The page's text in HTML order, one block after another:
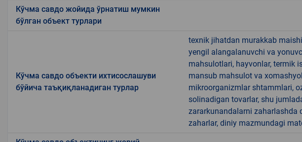
Кўчма савдо жойида ўрнатиш мумкин
бўлган объект турлари
Кўчма савдо объекти ихтисослашуви
бўйича таъқиқланадиган турлар
texnik jihatdan murakkab
yengil alangalanuvchi va
mahsulotlari, hayvonlar, termik
mansub mahsulot va
mikroorganizmlar shtammlari,
solinadigan tovarlar, shu
zararkunandalarni
zaharlar, diniy mazmundagi